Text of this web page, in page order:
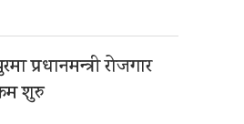
प्रधानमन्त्री रोजगार
शुरु